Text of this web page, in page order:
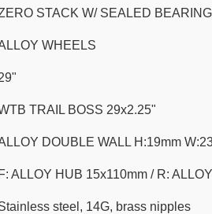
STACK W/ SEALED
WHEELS
TRAIL BOSS 29x2.25"
DOUBLE WALL H:19mm
F: ALLOY HUB 15x110mm / R:
steel, 14G, brass nipples